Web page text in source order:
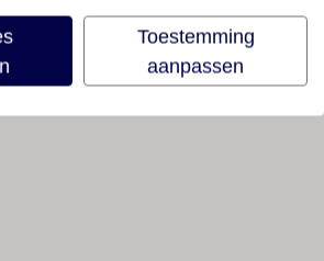
Toestemming
aanpassen